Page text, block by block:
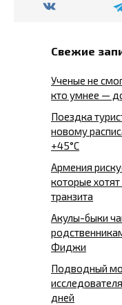
Свежие
Ученые не
кто умнее —
Поездка
новому
+45°C
Армения
которые
транзита
Акулы-быки
Фиджи
Подводный
дней